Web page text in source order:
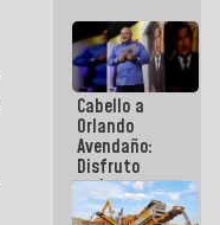
Cabello a
Orlando
Avendaño:
Disfruto
cada vez
que escribes